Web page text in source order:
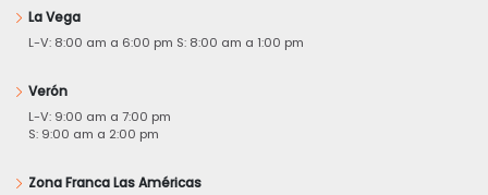
La Vega
L-V: 8:00 am a 6:00 pm S: 8:00 am a 1:00 pm
Verón
L-V: 9:00 am a 7:00 pm
S: 9:00 am a 2:00 pm
Zona Franca Las Américas